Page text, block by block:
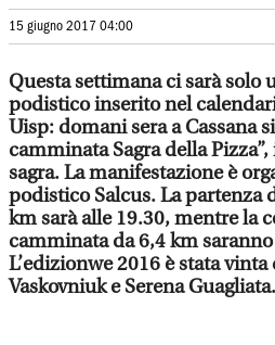
15 giugno 2017 04:00
Questa settimana ci sarà solo
podistico inserito nel
Uisp: domani sera a Cassana
camminata Sagra della
sagra. La manifestazione è
podistico Salcus. La partenza
km sarà alle 19.30, mentre la
camminata da 6,4 km
L’edizionwe 2016 è stata
Vaskovniuk e Serena Guagliata.